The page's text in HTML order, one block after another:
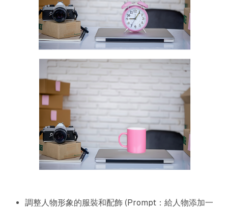
調整人物形象的服裝和配飾 (Prompt：給人物添加一